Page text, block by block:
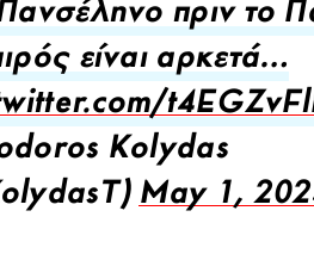
πριν το
είναι αρκετά…
Kolydas
May 1,